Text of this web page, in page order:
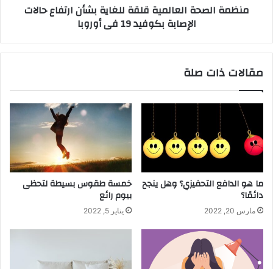
منظمة الصحة العالمية قلقة للغاية بشأن ارتفاع حالات
الإصابة بكوفيد 19 فى أوروبا
مقالات ذات صلة
ما هو الدافع التحفيزي؟ وهل ينجح
دائمًا؟
مارس 20, 2022
خمسة طقوس بسيطة لتحظى
بيوم رائع
يناير 5, 2022